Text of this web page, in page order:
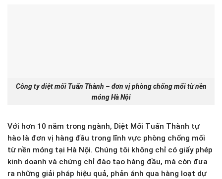
Công ty diệt mối Tuấn Thành – đơn vị phòng chống mối từ nền
móng Hà Nội
Với hơn 10 năm trong ngành, Diệt Mối Tuấn Thành tự
hào là đơn vị hàng đầu trong lĩnh vực phòng chống mối
từ nền móng tại Hà Nội. Chúng tôi không chỉ có giấy phép
kinh doanh và chứng chỉ đào tạo hàng đầu, mà còn đưa
ra những giải pháp hiệu quả, phản ánh qua hàng loạt dự